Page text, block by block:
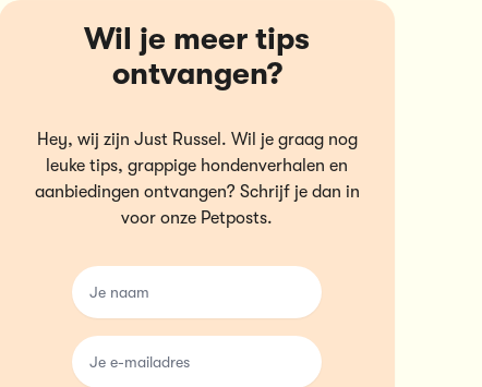
Wil je meer tips
ontvangen?
Hey, wij zijn Just Russel. Wil je graag nog
leuke tips, grappige hondenverhalen en
aanbiedingen ontvangen? Schrijf je dan in
voor onze Petposts.
name
email